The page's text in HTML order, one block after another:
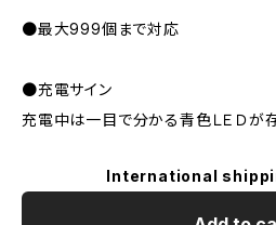
●最大999個まで対応
●充電サイン
充電中は一目で分かる青色ＬＥＤが
International